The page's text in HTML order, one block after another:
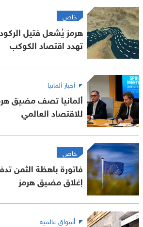
خاص
هرمز يُشعل فتيل
تهدد اقتصاد الكوكب
أخبار ألمانيا
ألمانيا تصف مضيق
للاقتصاد العالمي
خاص
فاتورة باهظة الثمن
إغلاق مضيق هرمز
أسواق عالمية